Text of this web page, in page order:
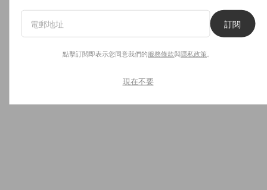
訂閱
點擊訂閱即表示您同意我們的服務條款與隱私政策
現在不要